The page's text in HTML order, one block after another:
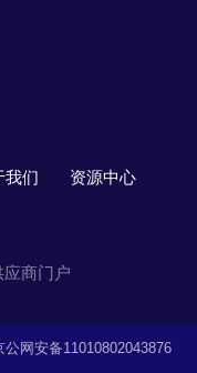
我们 资源中心
应商门户
公网安备11010802043876